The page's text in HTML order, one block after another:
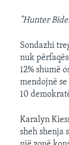
"Hunter
Sondazhi
nuk
12% shumë
mendojnë
10
Karalyn
sheh shenja